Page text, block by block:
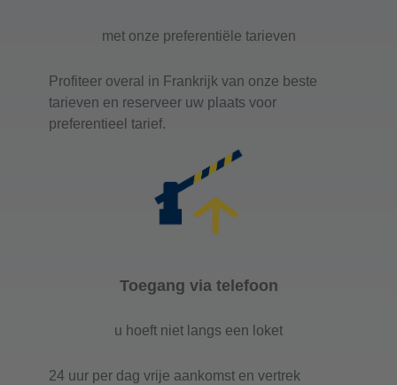
met onze preferentiële tarieven
Profiteer overal in Frankrijk van onze beste
tarieven en reserveer uw plaats voor
preferentieel tarief.
Toegang via telefoon
u hoeft niet langs een loket
24 uur per dag vrije aankomst en vertrek